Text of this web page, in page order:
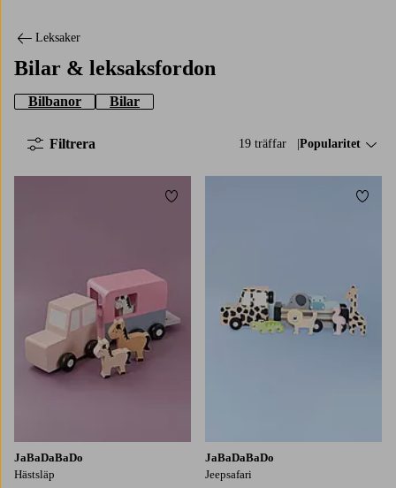
Leksaker
Bilar & leksaksfordon
Bilbanor Bilar
19 träffar Sortera på:
Popularitet
Filtrera
JaBaDaBaDo
Hästsläp
Lägg till i favoriter
JaBaDaBaDo
Jeepsafari